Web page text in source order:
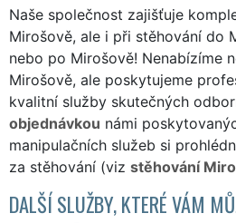
Naše společnost zajišťuje
Mirošově, ale i při stěhování do
nebo po Mirošově! Nenabízíme
Mirošově, ale poskytujeme
kvalitní služby skutečných
objednávkou námi
manipulačních služeb si
za stěhování (viz stěhování
DALŠÍ SLUŽBY, KTERÉ VÁM